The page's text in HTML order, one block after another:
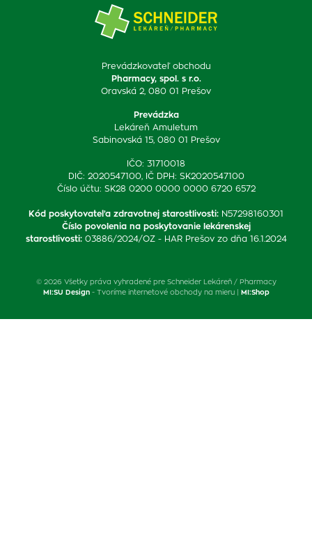
Prevádzkovateľ obchodu
Pharmacy, spol. s r.o.
Oravská 2, 080 01 Prešov
Prevádzka
Lekáreň Amuletum
Sabinovská 15, 080 01 Prešov
IČO: 31710018
DIČ: 2020547100, IČ DPH: SK2020547100
Číslo účtu: SK28 0200 0000 0000 6720 6572
Kód poskytovateľa zdravotnej starostlivosti: N57298160301
Číslo povolenia na poskytovanie lekárenskej
starostlivosti: 03886/2024/OZ - HAR Prešov zo dňa 16.1.2024
© 2026 Všetky práva vyhradené pre Schneider Lekáreň / Pharmacy
MI:SU Design- Tvoríme internetové obchody na mieru | MI:Shop